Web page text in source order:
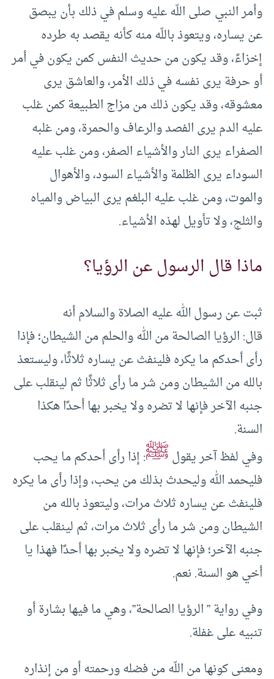
وأمر النبي صلى اللّه عليه وسلم في ذلك بأن يبصق
عن يساره، ويتعوذ باللّه منه كأنه يقصد به طرده
إخزاءً، وقد يكون من حديث النفس كمن يكون في أمر
أو حرفة يرى نفسه في ذلك الأمر، والعاشق يرى
معشوقه، وقد يكون ذلك من مزاج الطبيعة كمن غلب
عليه الدم يرى الفصد والرعاف والحمرة، ومن غلبه
الصفراء يرى النار والأشياء الصفر، ومن غلب عليه
السوداء يرى الظلمة والأشياء السود، والأهوال
والموت، ومن غلب عليه البلغم يرى البياض والمياه
والثلج، ولا تأويل لهذه الأشياء.
ماذا قال الرسول عن الرؤيا؟
ثبت عن رسول الله عليه الصلاة والسلام أنه
قال: الرؤيا الصالحة من الله والحلم من الشيطان؛ فإذا
رأى أحدكم ما يكره فلينفث عن يساره ثلاثًا، وليستعذ
بالله من الشيطان ومن شر ما رأى ثلاثًا ثم لينقلب على
جنبه الآخر فإنها لا تضره ولا يخبر بها أحدًا هكذا
السنة.
وفي لفظ آخر يقولﷺ: إذا رأى أحدكم ما يحب
فليحمد الله وليحدث بذلك من يحب، وإذا رأى ما يكره
فلينفث عن يساره ثلاث مرات، وليتعوذ بالله من
الشيطان ومن شر ما رأى ثلاث مرات، ثم لينقلب على
جنبه الآخر؛ فإنها لا تضره ولا يخبر بها أحدًا فهذا يا
أخي هو السنة. نعم.
وفي رواية ” الرؤيا الصالحة”، وهي ما فيها بشارة أو
تنبيه على غفلة.
ومعنى كونها من اللّه من فضله ورحمته أو من إنذاره